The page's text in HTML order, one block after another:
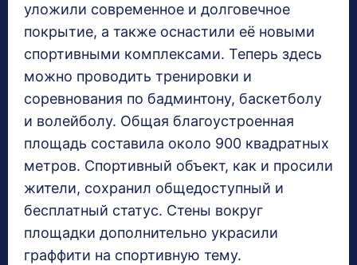
уложили современное и долговечное
покрытие, а также оснастили её новыми
спортивными комплексами. Теперь здесь
можно проводить тренировки и
соревнования по бадминтону, баскетболу
и волейболу. Общая благоустроенная
площадь составила около 900 квадратных
метров. Спортивный объект, как и просили
жители, сохранил общедоступный и
бесплатный статус. Стены вокруг
площадки дополнительно украсили
граффити на спортивную тему.